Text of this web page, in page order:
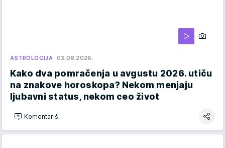
ASTROLOGIJA 03.08.2026.
Kako dva pomračenja u avgustu 2026. utiču
na znakove horoskopa? Nekom menjaju
ljubavni status, nekom ceo život
Komentariši